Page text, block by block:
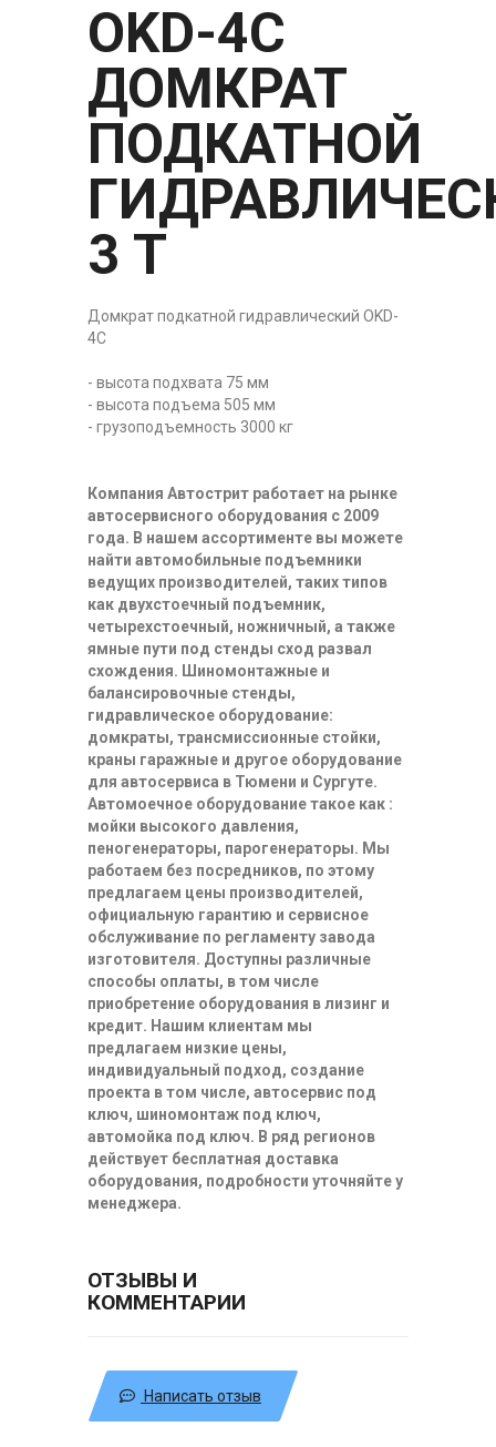
OKD-4C
ДОМКРАТ
ПОДКАТНОЙ
3 Т
Домкрат подкатной гидравлический OKD-
4C
- высота подхвата 75 мм
- высота подъема 505 мм
- грузоподъемность 3000 кг
Компания Автострит работает на рынке
автосервисного оборудования с 2009
года. В нашем ассортименте вы можете
найти автомобильные подъемники
ведущих производителей, таких типов
как двухстоечный подъемник,
четырехстоечный, ножничный, а также
ямные пути под стенды сход развал
схождения. Шиномонтажные и
балансировочные стенды,
гидравлическое оборудование:
домкраты, трансмиссионные стойки,
краны гаражные и другое оборудование
для автосервиса в Тюмени и Сургуте.
Автомоечное оборудование такое как :
мойки высокого давления,
пеногенераторы, парогенераторы. Мы
работаем без посредников, по этому
предлагаем цены производителей,
официальную гарантию и сервисное
обслуживание по регламенту завода
изготовителя. Доступны различные
способы оплаты, в том числе
приобретение оборудования в лизинг и
кредит. Нашим клиентам мы
предлагаем низкие цены,
индивидуальный подход, создание
проекта в том числе, автосервис под
ключ, шиномонтаж под ключ,
автомойка под ключ. В ряд регионов
действует бесплатная доставка
оборудования, подробности уточняйте у
менеджера.
ОТЗЫВЫ И
КОММЕНТАРИИ
Написать отзыв